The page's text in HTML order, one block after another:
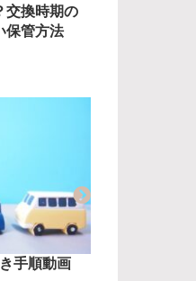
交換時期の
保管方法
手順動画